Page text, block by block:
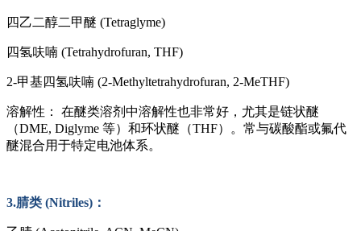
四乙二醇二甲醚 (Tetraglyme)
四氢呋喃 (Tetrahydrofuran, THF)
2-甲基四氢呋喃 (2-Methyltetrahydrofuran, 2-MeTHF)
溶解性：
在醚类溶剂中溶解性也非常好，尤其是链状醚
（DME, Diglyme 等）和环状醚（THF）。常与碳酸酯或氟代
醚混合用于特定电池体系。
3.腈类 (Nitriles)：